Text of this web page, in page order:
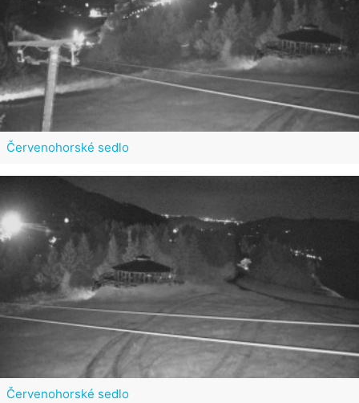
Červenohorské sedlo
Červenohorské sedlo